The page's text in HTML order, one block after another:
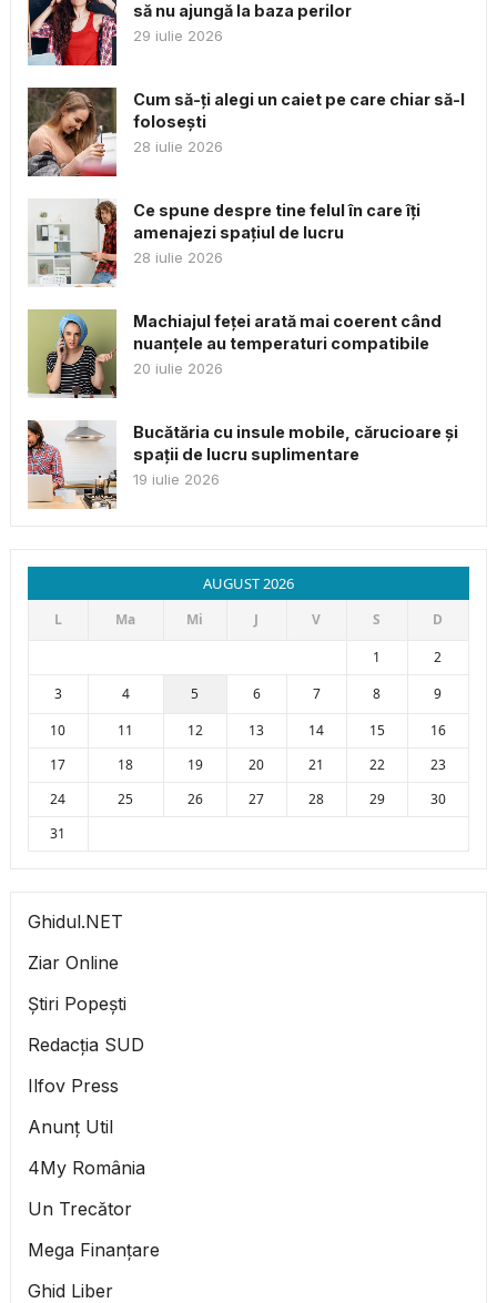
să nu ajungă la baza perilor
29 iulie 2026
Cum să-ți alegi un caiet pe care chiar să-l
folosești
28 iulie 2026
Ce spune despre tine felul în care îți
amenajezi spațiul de lucru
28 iulie 2026
Machiajul feței arată mai coerent când
nuanțele au temperaturi compatibile
20 iulie 2026
Bucătăria cu insule mobile, cărucioare și
spații de lucru suplimentare
19 iulie 2026
AUGUST 2026
L Ma Mi J V S
D
1
2
3
4 5 6 7 8
9
10
11 12 13 14 15
16
17
18 19 20 21 22
23
24
25 26 27 28 29
30
31
Ghidul.NET
Ziar Online
Știri Popești
Redacția SUD
Ilfov Press
Anunț Util
4My România
Un Trecător
Mega Finanțare
Ghid Liber